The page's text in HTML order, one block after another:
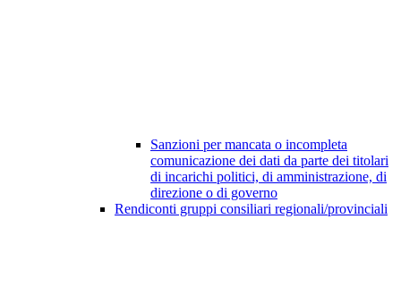
Sanzioni per mancata o incompleta
comunicazione dei dati da parte dei titolari
di incarichi politici, di amministrazione, di
direzione o di governo
Rendiconti gruppi consiliari regionali/provinciali